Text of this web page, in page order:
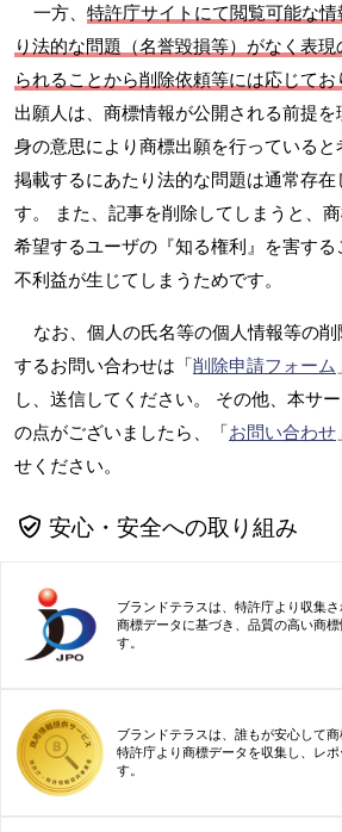
一方、 特許庁サイトにて閲覧可能な
り法的な問題（名誉毀損等）がなく表現
られることから削除依頼等には応じてお
出願人は、商標情報が公開される前提
身の意思により商標出願を行っている
掲載するにあたり法的な問題は通常存在
す。 また、記事を削除してしまうと、
希望するユーザの『知る権利』を害す
不利益が生じてしまうためです。
なお、個人の氏名等の個人情報等の
するお問い合わせは「削除申請フォーム
し、送信してください。 その他、本サ
の点がございましたら、「お問い合わせ
せください。
安心・安全への取り組み
ブランドテラスは、特許庁より収集
商標データに基づき、品質の高い商
す。
ブランドテラスは、誰もが安心して商
特許庁より商標データを収集し、レ
す。